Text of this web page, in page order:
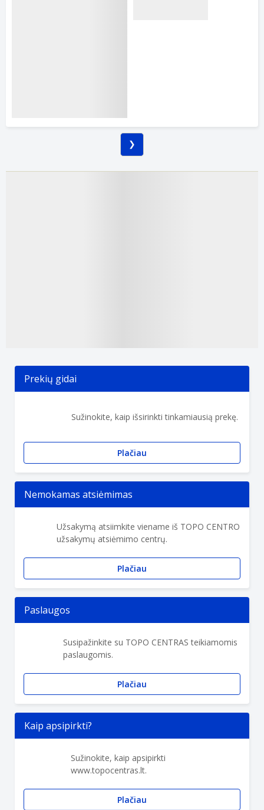
Prekių gidai
Sužinokite, kaip išsirinkti tinkamiausią prekę.
Plačiau
Nemokamas atsiėmimas
Užsakymą atsiimkite viename iš TOPO CENTRO
užsakymų atsiėmimo centrų.
Plačiau
Paslaugos
Susipažinkite su TOPO CENTRAS teikiamomis
paslaugomis.
Plačiau
Kaip apsipirkti?
Sužinokite, kaip apsipirkti
www.topocentras.lt.
Plačiau